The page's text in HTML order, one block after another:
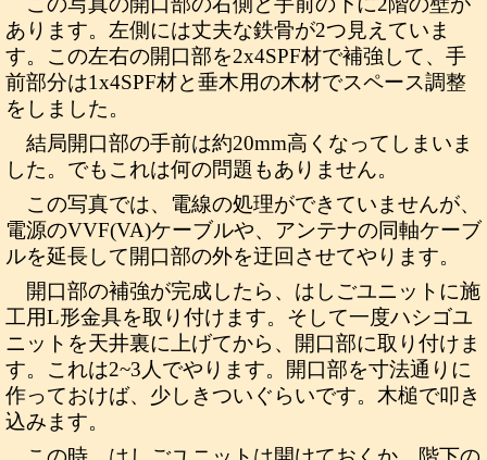
あります。左側には丈夫な鉄骨が2つ見えていま
す。この左右の開口部を2x4SPF材で補強して、手
前部分は1x4SPF材と垂木用の木材でスペース調整
をしました。
結局開口部の手前は約20mm高くなってしまいま
した。でもこれは何の問題もありません。
この写真では、電線の処理ができていませんが、
電源のVVF(VA)ケーブルや、アンテナの同軸ケーブ
ルを延長して開口部の外を迂回させてやります。
開口部の補強が完成したら、はしごユニットに施
工用L形金具を取り付けます。そして一度ハシゴユ
ニットを天井裏に上げてから、開口部に取り付けま
す。これは2~3人でやります。開口部を寸法通りに
作っておけば、少しきついぐらいです。木槌で叩き
込みます。